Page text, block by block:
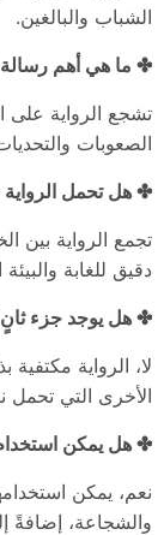
الشباب والبالغين.
✤ ما هي أهم رسالة
تشجع الرواية على
الصعوبات
✤ هل تحمل
تجمع الرواية بين
دقيق للغابة
✤ هل يوجد جزء ثانٍ
لا، الرواية
الأخرى التي تحمل
✤ هل يمكن استخدام
نعم، يمكن
والشجاعة، إضافةً